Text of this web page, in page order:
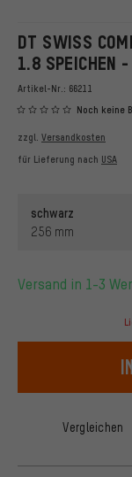
DT SWISS
1.8 SPEICHEN
Artikel-Nr.: 66211
Noch keine
zzgl. Versandkosten
für Lieferung nach USA
schwarz
256 mm
Versand in 1-3
Vergleichen